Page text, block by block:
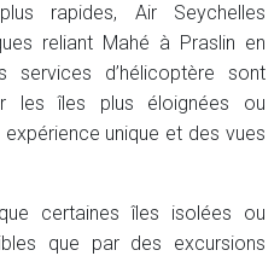
rapides, Air Seychelles
reliant Mahé à Praslin en
services d’hélicoptère sont
les îles plus éloignées ou
unique et des vues
certaines îles isolées ou
que par des excursions